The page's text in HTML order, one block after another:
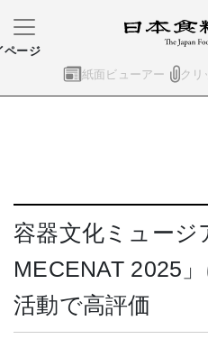
紙面ビューアー クリ
ページ
容器文化ミュー
MECENAT 2025
活動で高評価